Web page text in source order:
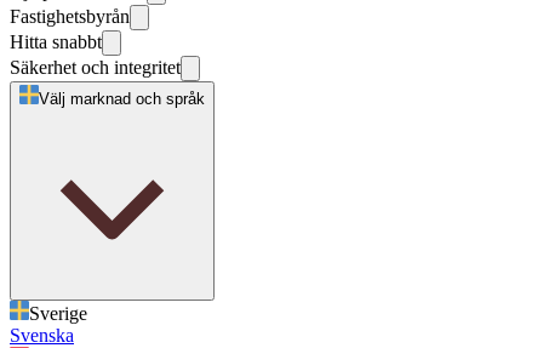
Fastighetsbyrån
Hitta snabbt
Säkerhet och integritet
Välj marknad och språk
Sverige
Svenska